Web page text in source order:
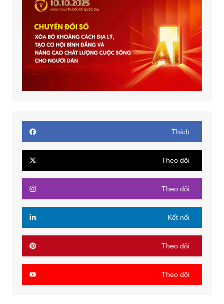
Thích
Theo dõi
Theo dõi
Kết nối
Theo dõi
Theo dõi